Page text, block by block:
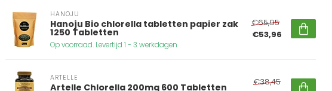
HANOJU
Hanoju Bio chlorella tabletten papier zak
1250 Tabletten
Op voorraad. Levertijd 1 - 3 werkdagen
€65,95
€53,96
ARTELLE
Artelle Chlorella 200mg 600 Tabletten
€38,45